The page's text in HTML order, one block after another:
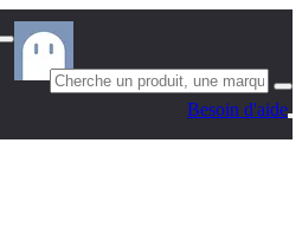
Besoin d'aide